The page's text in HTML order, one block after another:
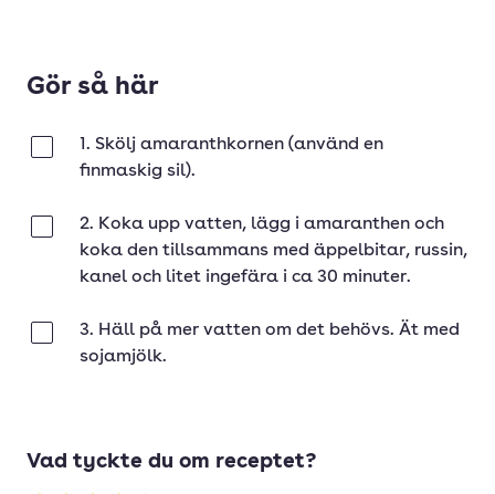
Gör så här
1. Skölj amaranthkornen (använd en
finmaskig sil).
2. Koka upp vatten, lägg i amaranthen och
koka den tillsammans med äppelbitar, russin,
kanel och litet ingefära i ca 30 minuter.
3. Häll på mer vatten om det behövs. Ät med
sojamjölk.
Vad tyckte du om receptet?